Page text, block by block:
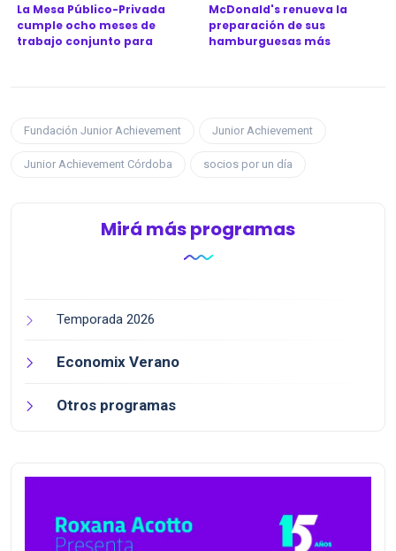
La Mesa Público-Privada
cumple ocho meses de
trabajo conjunto para
McDonald's renueva la
preparación de sus
hamburguesas más
Fundación Junior Achievement Junior Achievement
Junior Achievement Córdoba socios por un día
Mirá más programas
Temporada 2026
Economix Verano
Otros programas